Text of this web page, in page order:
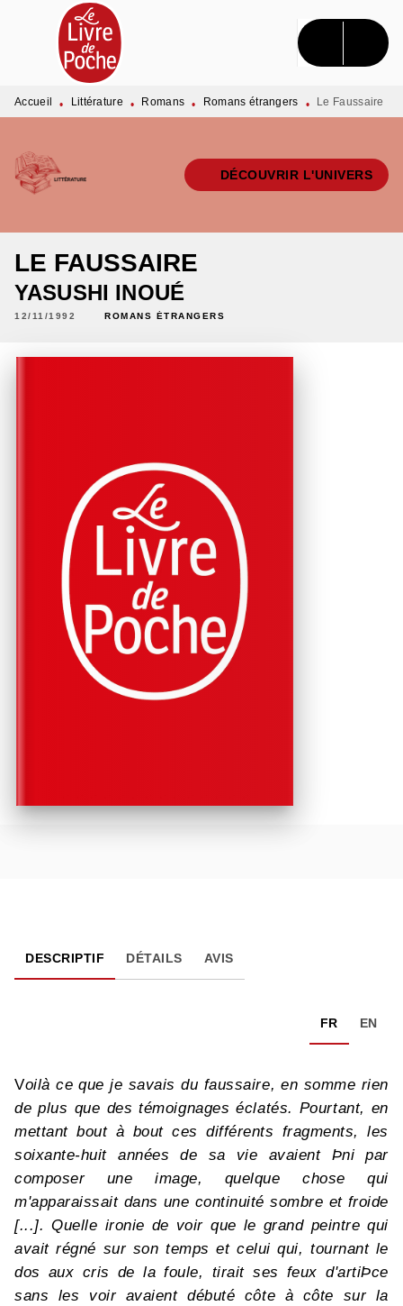
MENU RECHERCHE CONTENU
PIED DE PAGE
Accueil • Littérature • Romans • Romans étrangers • Le Faussaire
DÉCOUVRIR L'UNIVERS
LE FAUSSAIRE
YASUSHI INOUÉ
12/11/1992 ROMANS ÉTRANGERS
DESCRIPTIF DÉTAILS AVIS
FR EN
Voilà ce que je savais du faussaire, en somme rien
de plus que des témoignages éclatés. Pourtant, en
mettant bout à bout ces différents fragments, les
soixante-huit années de sa vie avaient Þni par
composer une image, quelque chose qui
m'apparaissait dans une continuité sombre et froide
[...]. Quelle ironie de voir que le grand peintre qui
avait régné sur son temps et celui qui, tournant le
dos aux cris de la foule, tirait ses feux d'artiÞce
sans les voir avaient débuté côte à côte sur la